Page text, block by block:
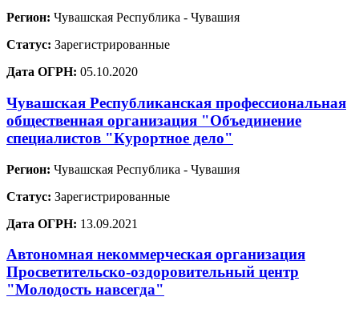
Регион: Чувашская Республика - Чувашия
Статус: Зарегистрированные
Дата ОГРН: 05.10.2020
Чувашская Республиканская профессиональная
общественная организация "Объединение
специалистов "Курортное дело"
Регион: Чувашская Республика - Чувашия
Статус: Зарегистрированные
Дата ОГРН: 13.09.2021
Автономная некоммерческая организация
Просветительско-оздоровительный центр
"Молодость навсегда"